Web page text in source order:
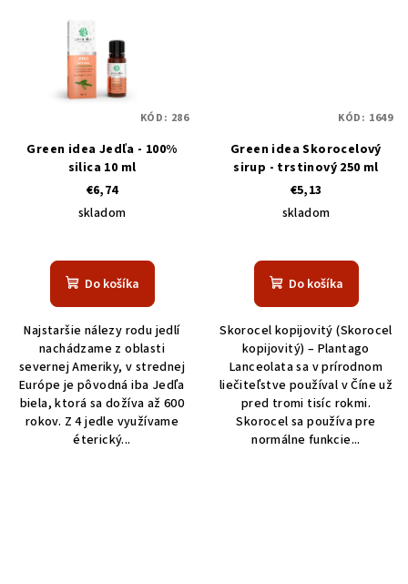
Green idea Jedľa - 100%
silica 10 ml
€6,74
skladom
Do košíka
Najstaršie nálezy rodu jedlí
nachádzame z oblasti
severnej Ameriky, v strednej
Európe je pôvodná iba Jedľa
biela, ktorá sa dožíva až 600
rokov. Z 4 jedle využívame
éterický...
KÓD: 286
Green idea Skorocelový
sirup - trstinový 250 ml
€5,13
skladom
Do košíka
Skorocel kopijovitý (Skorocel
kopijovitý) – Plantago
Lanceolata sa v prírodnom
liečiteľstve používal v Číne už
pred tromi tisíc rokmi.
Skorocel sa používa pre
normálne funkcie...
KÓD: 1649